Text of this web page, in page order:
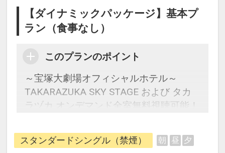
【ダイナミックパッケージ】基本プ
ラン（食事なし）
このプランのポイント
～宝塚大劇場オフィシャルホテル～
TAKARAZUKA SKY STAGE および タカ
ラヅカ オンデマンド全室無料視聴可能！
あり「夢のつづき」を感じていただけま
す。
スタンダードシングル（禁煙） 朝 昼 夕